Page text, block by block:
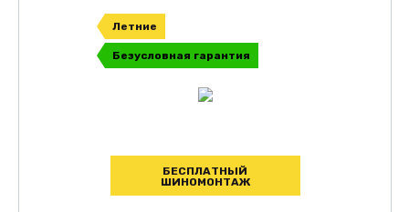
Летние
Безусловная гарантия
БЕСПЛАТНЫЙ
ШИНОМОНТАЖ